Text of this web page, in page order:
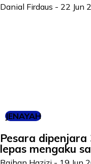
Danial Firdaus - 22 Jun
JENAYAH
Pesara
lepas mengaku